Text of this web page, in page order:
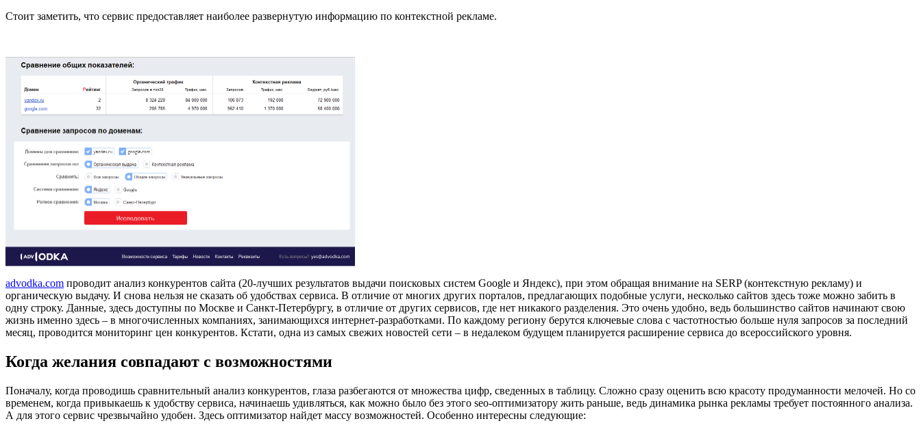
Стоит заметить, что сервис предоставляет наиболее развернутую информацию по контекстной рекламе.
advodka.com проводит анализ конкурентов сайта (20-лучших результатов выдачи поисковых систем Google и Яндекс), при этом обращая внимание на SERP (контекстную рекламу) и
органическую выдачу. И снова нельзя не сказать об удобствах сервиса. В отличие от многих других порталов, предлагающих подобные услуги, несколько сайтов здесь тоже можно забить в
одну строку. Данные, здесь доступны по Москве и Санкт-Петербургу, в отличие от других сервисов, где нет никакого разделения. Это очень удобно, ведь большинство сайтов начинают свою
жизнь именно здесь – в многочисленных компаниях, занимающихся интернет-разработками. По каждому региону берутся ключевые слова с частотностью больше нуля запросов за последний
месяц, проводится мониторинг цен конкурентов. Кстати, одна из самых свежих новостей сети – в недалеком будущем планируется расширение сервиса до всероссийского уровня.
Когда желания совпадают с возможностями
Поначалу, когда проводишь сравнительный анализ конкурентов, глаза разбегаются от множества цифр, сведенных в таблицу. Сложно сразу оценить всю красоту продуманности мелочей. Но со
временем, когда привыкаешь к удобству сервиса, начинаешь удивляться, как можно было без этого seo-оптимизатору жить раньше, ведь динамика рынка рекламы требует постоянного анализа.
А для этого сервис чрезвычайно удобен. Здесь оптимизатор найдет массу возможностей. Особенно интересны следующие: